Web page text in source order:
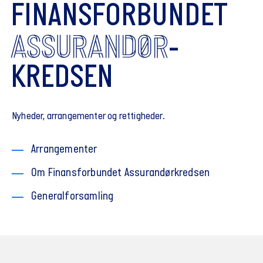
FINANSFORBUNDET
ASSURANDØR-
KREDSEN
Nyheder, arrangementer og rettigheder.
Arrangementer
Om Finansforbundet Assurandørkredsen
Generalforsamling